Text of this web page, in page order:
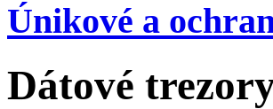
Únikové a
Dátové